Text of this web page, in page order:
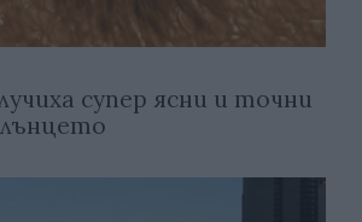
супер ясни и точни